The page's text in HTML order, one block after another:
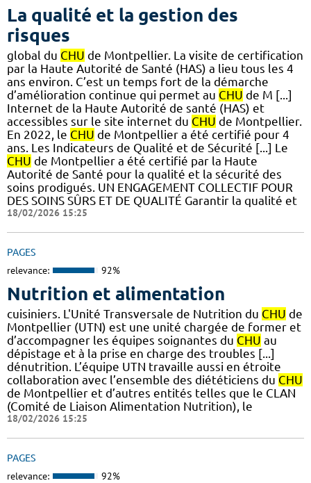
La qualité et la gestion des
risques
global du CHU de Montpellier. La visite de certification
par la Haute Autorité de Santé (HAS) a lieu tous les 4
ans environ. C’est un temps fort de la démarche
d’amélioration continue qui permet au CHU de M [...]
Internet de la Haute Autorité de santé (HAS) et
accessibles sur le site internet du CHU de Montpellier.
En 2022, le CHU de Montpellier a été certifié pour 4
ans. Les Indicateurs de Qualité et de Sécurité [...] Le
CHU de Montpellier a été certifié par la Haute
Autorité de Santé pour la qualité et la sécurité des
soins prodigués. UN ENGAGEMENT COLLECTIF POUR
DES SOINS SÛRS ET DE QUALITÉ Garantir la qualité et
18/02/2026 15:25
PAGES
relevance: 92%
Nutrition et alimentation
cuisiniers. L'Unité Transversale de Nutrition du CHU de
Montpellier (UTN) est une unité chargée de former et
d’accompagner les équipes soignantes du CHU au
dépistage et à la prise en charge des troubles [...]
dénutrition. L’équipe UTN travaille aussi en étroite
collaboration avec l’ensemble des diététiciens du CHU
de Montpellier et d’autres entités telles que le CLAN
(Comité de Liaison Alimentation Nutrition), le
18/02/2026 15:25
PAGES
relevance: 92%